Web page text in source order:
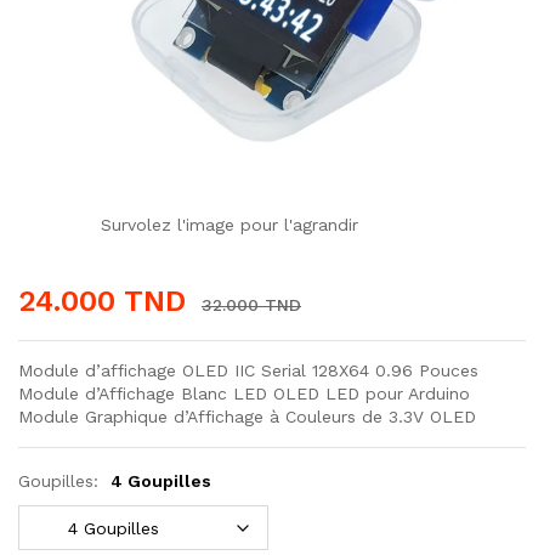
Survolez l'image pour l'agrandir
24.000 TND 32.000TND
Module d’affichage OLED IIC Serial 128X64 0.96 Pouces
Module d’Affichage Blanc LED OLED LED pour Arduino
Module Graphique d’Affichage à Couleurs de 3.3V OLED
Goupilles: 4 Goupilles